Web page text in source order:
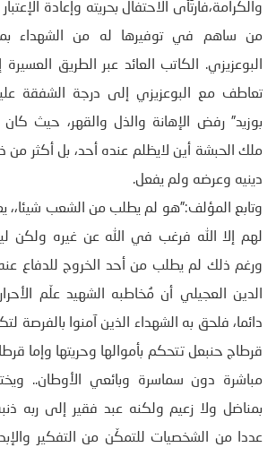
والكرامة،فارتَأى الاحتفال بحريته وإعادة
من ساهم في توفيرها له من الشهداء
البوعزيزي. الكاتب العائد عبر الطريق العسيرة
تعاطف مع البوعزيزي إلى درجة الشفقة
بوزيد” رفض الإهانة والذل والقهر، حيث كان
ملك الحبشة أين لايظلم عنده أحد، بل أكثر من
دينيه وعرضه ولم يفعل.
وتابع المؤلف:”هو لم يطلب من الشعب شيئا،،
لهم إلا الله فرغب في الله عن غيره ولكن
ورغم ذلك لم يطلب من أحد الخروج للدفاع
الدين العجيلي أن مُخاطبه الشهيد علّم
دائما، فلحق به الشهداء الذين آمنوا بالفرصة
قرطاج حنبعل تتحكم بأموالها وحريتها وإما
مباشرة دون سماسرة وبائعي الأوطان..
بمناضل ولا زعيم ولكنه عبد فقير إلى ربه
عددا من الشخصيات للتمكّن من التفكير